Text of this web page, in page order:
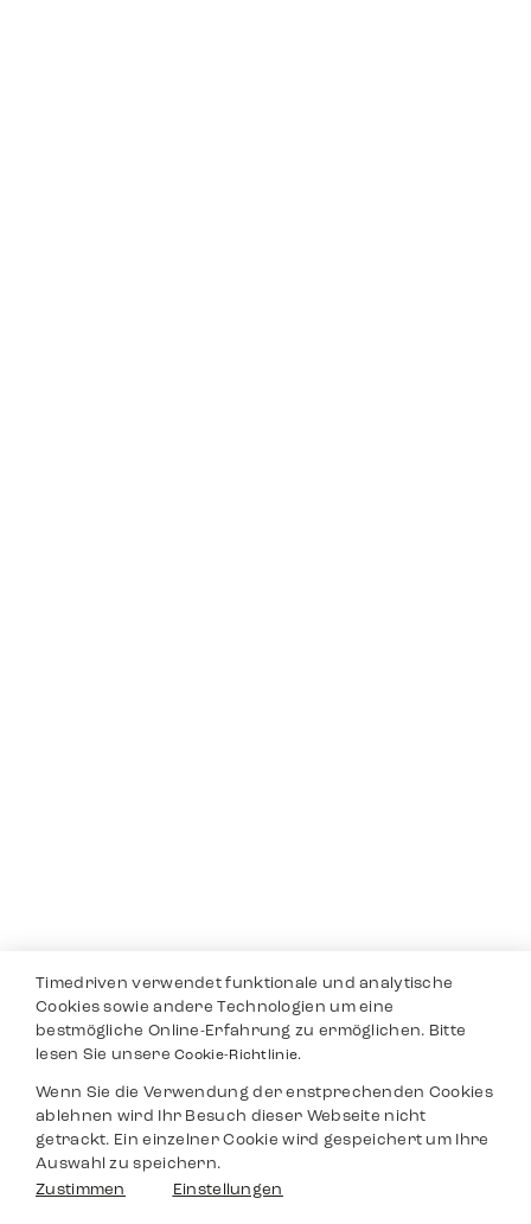
Timedriven verwendet funktionale und analytische
Cookies sowie andere Technologien um eine
bestmögliche Online-Erfahrung zu ermöglichen. Bitte
lesen Sie unsereCookie-Richtlinie.
Wenn Sie die Verwendung der enstprechenden Cookies
ablehnen wird Ihr Besuch dieser Webseite nicht
getrackt. Ein einzelner Cookie wird gespeichert um Ihre
Auswahl zu speichern.
Zustimmen
Einstellungen